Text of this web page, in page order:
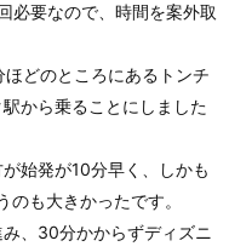
必要なので、時間を案外取
どのところにあるトンチ
から乗ることにしました
始発が10分早く、しかも
のも大きかったです。
、30分かからずディズニ